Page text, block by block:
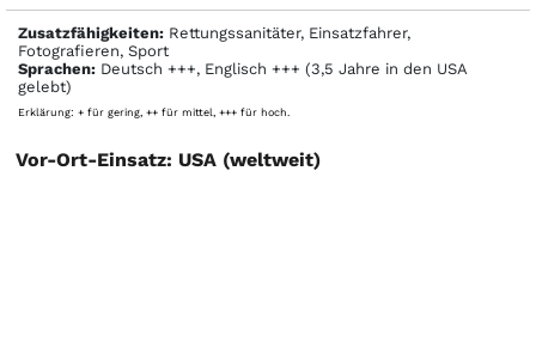
Zusatzfähigkeiten: Rettungssanitäter, Einsatzfahrer,
Fotografieren, Sport
Sprachen: Deutsch +++, Englisch +++ (3,5 Jahre in den USA
gelebt)
Erklärung: + für gering, ++ für mittel, +++ für hoch.
Vor-Ort-Einsatz: USA (weltweit)